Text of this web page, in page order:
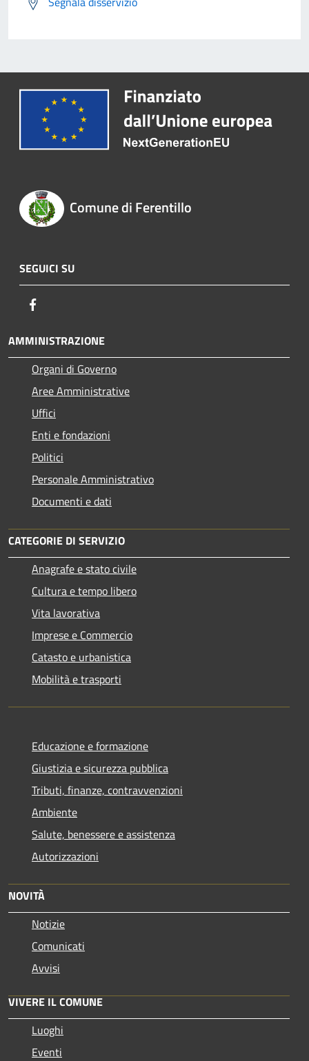
Comune di Ferentillo
SEGUICI SU
AMMINISTRAZIONE
Organi di Governo
Aree Amministrative
Uffici
Enti e fondazioni
Politici
Personale Amministrativo
Documenti e dati
CATEGORIE DI SERVIZIO
Anagrafe e stato civile
Cultura e tempo libero
Vita lavorativa
Imprese e Commercio
Catasto e urbanistica
Mobilità e trasporti
Educazione e formazione
Giustizia e sicurezza pubblica
Tributi, finanze, contravvenzioni
Ambiente
Salute, benessere e assistenza
Autorizzazioni
NOVITÀ
Notizie
Comunicati
Avvisi
VIVERE IL COMUNE
Luoghi
Eventi